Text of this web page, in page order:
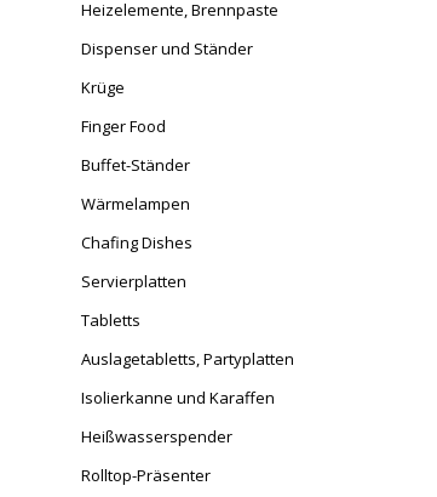
Heizelemente, Brennpaste
Dispenser und Ständer
Krüge
Finger Food
Buffet-Ständer
Wärmelampen
Chafing Dishes
Servierplatten
Tabletts
Auslagetabletts, Partyplatten
Isolierkanne und Karaffen
Heißwasserspender
Rolltop-Präsenter